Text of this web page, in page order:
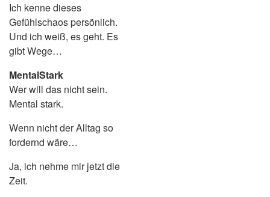
Ich kenne dieses
Gefühlschaos persönlich.
Und ich weiß, es geht. Es
gibt Wege…
MentalStark
Wer will das nicht sein.
Mental stark.
Wenn nicht der Alltag so
fordernd wäre…
Ja, ich nehme mir jetzt die
Zeit.